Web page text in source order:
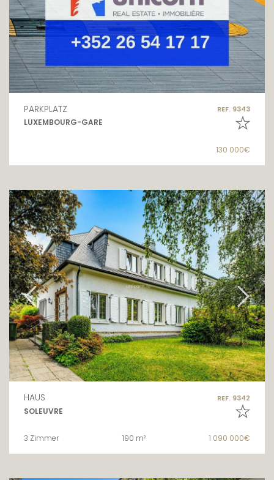
PARKPLATZ REF. 9343
LUXEMBOURG-GARE
130 000€
HAUS REF. 9342
SOLEUVRE
3 Zimmer 190 m² 1 090 000€